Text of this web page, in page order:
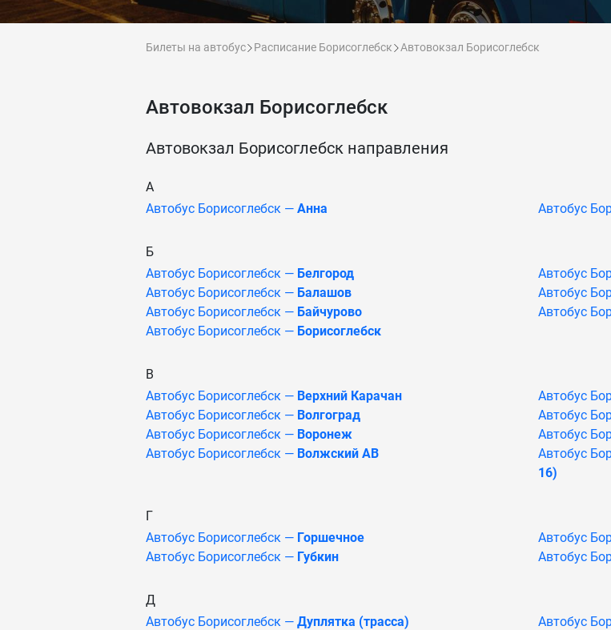
Билеты на автобус Расписание Борисоглебск Автовокзал Борисоглебск
Автовокзал Борисоглебск
Автовокзал Борисоглебск направления
А
Автобус Борисоглебск — Анна Автобус
Б
Автобус Борисоглебск — Белгород Автобус
Автобус Борисоглебск — Балашов Автобус
Автобус Борисоглебск — Байчурово Автобус
Автобус Борисоглебск — Борисоглебск
В
Автобус Борисоглебск — Верхний Карачан Автобус
Автобус Борисоглебск — Волгоград Автобус
Автобус Борисоглебск — Воронеж Автобус
Автобус Борисоглебск — Волжский АВ Автобус
16)
Г
Автобус Борисоглебск — Горшечное Автобус
Автобус Борисоглебск — Губкин Автобус
Д
Автобус Борисоглебск — Дуплятка (трасса) Автобус